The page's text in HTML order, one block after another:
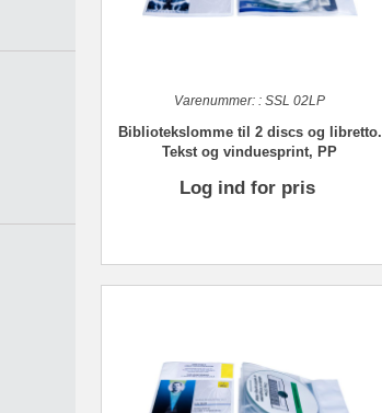
Varenummer: : SSL 02LP
Bibliotekslomme til 2 discs og libretto.
Tekst og vinduesprint, PP
Log ind for pris